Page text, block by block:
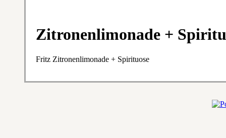
Zitronenlimonade +
Fritz Zitronenlimonade + Spirituose